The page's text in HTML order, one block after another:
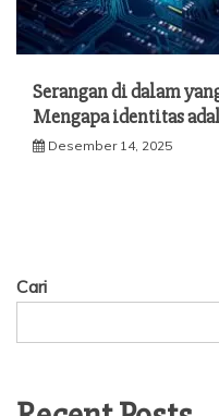
Serangan di dalam
Mengapa identitas
Desember 14, 2025
Cari